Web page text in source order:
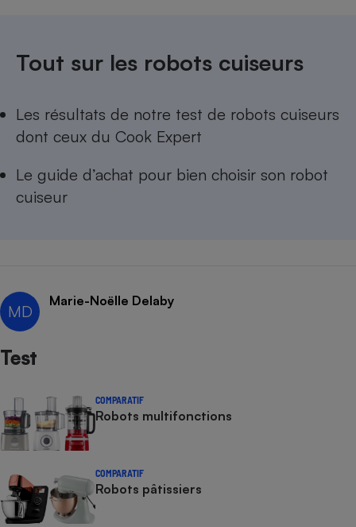
Tout sur les robots cuiseurs
Les résultats de notre test de robots cuiseurs
dont ceux du Cook Expert
Le guide d’achat pour bien choisir son robot
cuiseur
MD
Marie-Noëlle Delaby
Test
COMPARATIF
Robots multifonctions
COMPARATIF
Robots pâtissiers
Ventilateur
Antivirus